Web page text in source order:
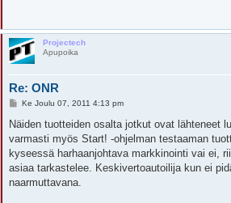
Projectech
Apupoika
Re: ONR
V
e
t
i
Ke Joulu 07, 2011 4:13 pm
Näiden tuotteiden osalta jotkut ovat lähteneet
varmasti myös Start! -ohjelman testaaman
kyseessä harhaanjohtava markkinointi vai ei,
asiaa tarkastelee. Keskivertoautoilija kun ei
naarmuttavana.